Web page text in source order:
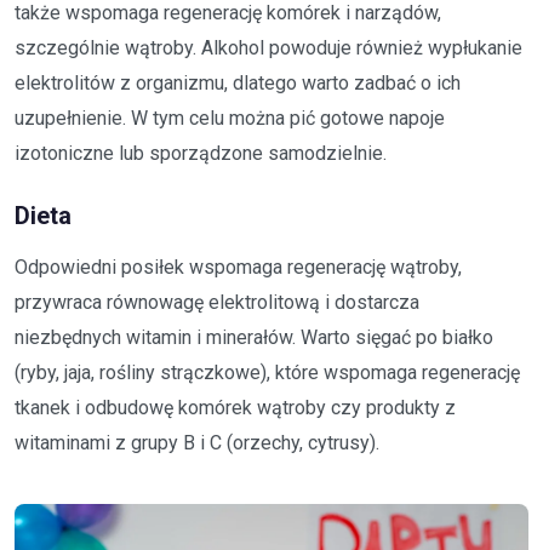
także wspomaga regenerację komórek i narządów,
szczególnie wątroby. Alkohol powoduje również wypłukanie
elektrolitów z organizmu, dlatego warto zadbać o ich
uzupełnienie. W tym celu można pić gotowe napoje
izotoniczne lub sporządzone samodzielnie.
Dieta
Odpowiedni posiłek wspomaga regenerację wątroby,
przywraca równowagę elektrolitową i dostarcza
niezbędnych witamin i minerałów. Warto sięgać po białko
(ryby, jaja, rośliny strączkowe), które wspomaga regenerację
tkanek i odbudowę komórek wątroby czy produkty z
witaminami z grupy B i C (orzechy, cytrusy).